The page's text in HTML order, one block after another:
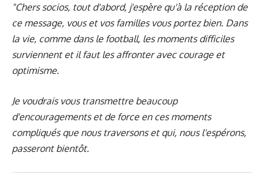
"Chers socios, tout d'abord, j'espère qu'à la réception de
ce message, vous et vos familles vous portez bien. Dans
la vie, comme dans le football, les moments difficiles
surviennent et il faut les affronter avec courage et
optimisme.
Je voudrais vous transmettre beaucoup
d'encouragements et de force en ces moments
compliqués que nous traversons et qui, nous l'espérons,
passeront bientôt.